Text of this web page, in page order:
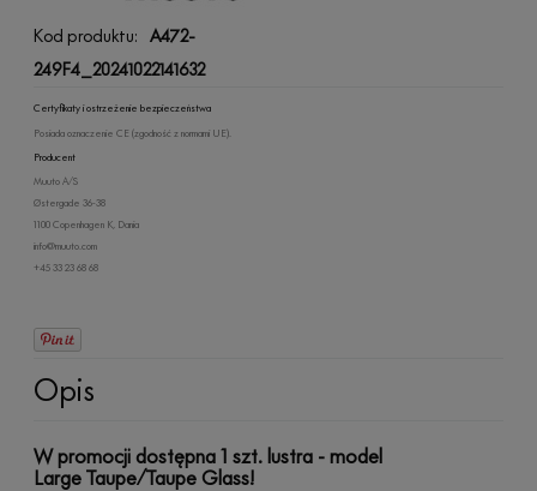
Kod produktu: A472-
249F4_20241022141632
Certyfikaty i ostrzeżenie bezpieczeństwa
Posiada oznaczenie CE (zgodność z normami UE).
Producent
Muuto A/S
Østergade 36-38
1100 Copenhagen K, Dania
info@muuto.com
+45 33 23 68 68
Opis
W promocji dostępna 1 szt. lustra - model
LargeTaupe/Taupe Glass!